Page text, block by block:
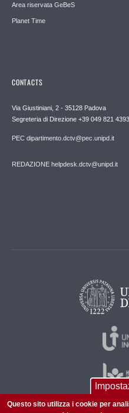
Area riservata GeBeS
Planet Time
CONTACTS
Via Giustiniani, 2 - 35128 Padova
Segreteria di Direzione +39 049 821 4393
PEC dipartimento.dctv@pec.unipd.it
REDAZIONE helpdesk.dctv@unipd.it
Questo sito utilizza i cookie per